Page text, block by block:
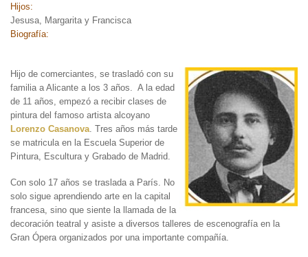
Hijos:
Jesusa, Margarita y Francisca
Biografía:
Hijo de comerciantes, se trasladó con su
familia a Alicante a los 3 años. A la edad
de 11 años, empezó a recibir clases de
pintura del famoso artista alcoyano
Lorenzo Casanova . Tres años más tarde
se matricula en la Escuela Superior de
Pintura, Escultura y Grabado de Madrid.
Con solo 17 años se traslada a París. No
solo sigue aprendiendo arte en la capital
francesa, sino que siente la llamada de la
decoración teatral y asiste a diversos talleres de escenografía en la
Gran Ópera organizados por una importante compañía.